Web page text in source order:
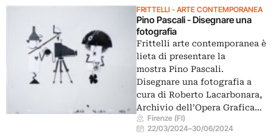
FRITTELLI - ARTE CONTEMPORANEA
Pino Pascali - Disegnare una
fotografia
Frittelli arte contemporanea è
lieta di presentare la
mostra Pino Pascali.
Disegnare una fotografia a
cura di Roberto Lacarbonara,
Archivio dell’Opera Grafica…
Firenze (FI)
22/03/2024–30/06/2024